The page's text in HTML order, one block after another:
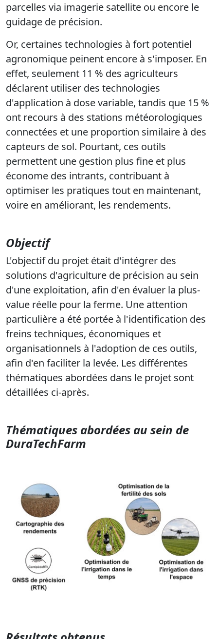
parcelles via imagerie satellite ou encore le
guidage de précision.
Or, certaines technologies à fort potentiel
agronomique peinent encore à s'imposer. En
effet, seulement 11 % des agriculteurs
déclarent utiliser des technologies
d'application à dose variable, tandis que 15 %
ont recours à des stations météorologiques
connectées et une proportion similaire à des
capteurs de sol. Pourtant, ces outils
permettent une gestion plus fine et plus
économe des intrants, contribuant à
optimiser les pratiques tout en maintenant,
voire en améliorant, les rendements.
Objectif
L'objectif du projet était d'intégrer des
solutions d'agriculture de précision au sein
d'une exploitation, afin d'en évaluer la plus-
value réelle pour la ferme. Une attention
particulière a été portée à l'identification des
freins techniques, économiques et
organisationnels à l'adoption de ces outils,
afin d'en faciliter la levée. Les différentes
thématiques abordées dans le projet sont
détaillées ci-après.
Thématiques abordées au sein de
DuraTechFarm